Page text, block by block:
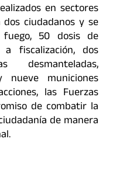
en sectores
ciudadanos y se
50 dosis de
fiscalización, dos
desmanteladas,
nueve municiones
las Fuerzas
de combatir la
de manera